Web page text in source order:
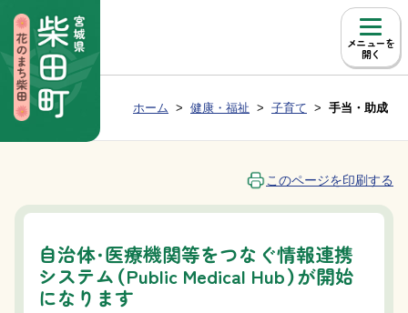
メニュー
Group NAV 現在位置：
ホーム 健康・福祉 子育て 手当・助成
このページを印刷する
自治体・医療機関等をつなぐ情報連携
システム（Public Medical Hub）が開始
になります